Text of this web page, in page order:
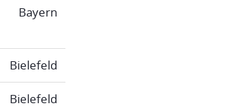
Bayern
Bielefeld
Bielefeld